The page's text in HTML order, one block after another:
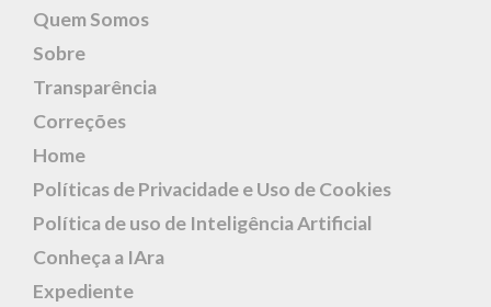
Quem Somos
Sobre
Transparência
Correções
Home
Políticas de Privacidade e Uso de Cookies
Política de uso de Inteligência Artificial
Conheça a IAra
Expediente